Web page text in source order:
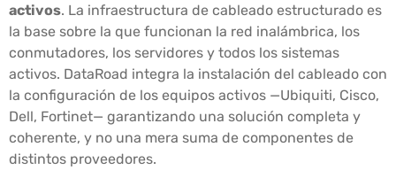
activos. La infraestructura de cableado estructurado es
la base sobre la que funcionan la red inalámbrica, los
conmutadores, los servidores y todos los sistemas
activos. DataRoad integra la instalación del cableado con
la configuración de los equipos activos —Ubiquiti, Cisco,
Dell, Fortinet— garantizando una solución completa y
coherente, y no una mera suma de componentes de
distintos proveedores.